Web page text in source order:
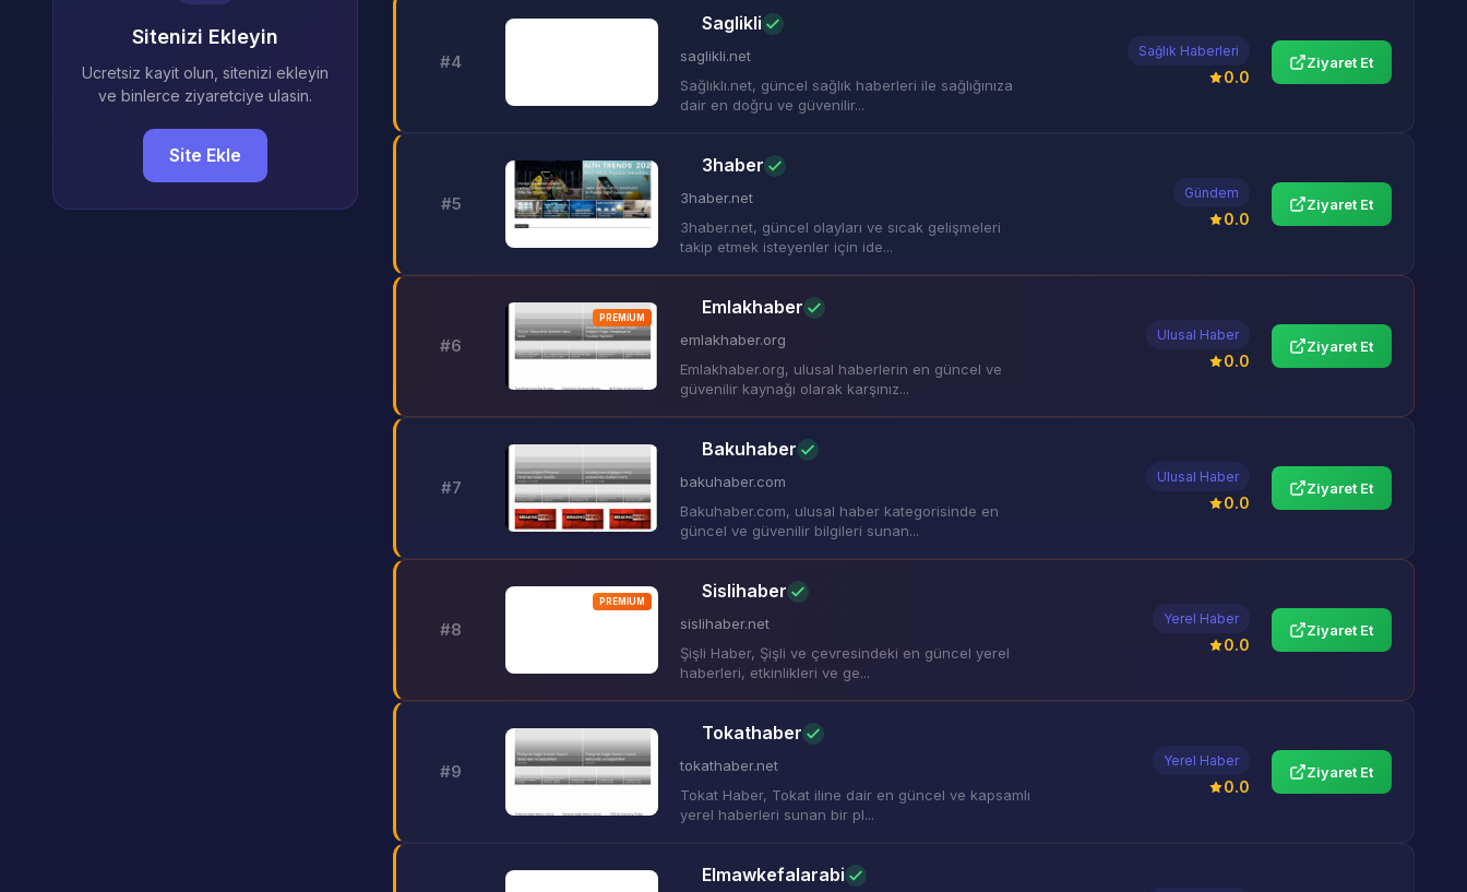
Sitenizi Ekleyin
Ucretsiz kayit olun, sitenizi ekleyin
ve binlerce ziyaretciye ulasin.
Site Ekle
#4
Saglikli
saglikli.net
Sağlıklı.net, güncel sağlık haberleri ile sağlığınıza
dair en doğru ve güvenilir...
Sağlık Haberleri
0.0
Ziyaret Et
#5
3haber
3haber.net
3haber.net, güncel olayları ve sıcak gelişmeleri
takip etmek isteyenler için ide...
Gündem
0.0
Ziyaret Et
#6
PREMIUM Emlakhaber
emlakhaber.org
Emlakhaber.org, ulusal haberlerin en güncel ve
güvenilir kaynağı olarak karşınız...
Ulusal Haber
0.0
Ziyaret Et
#7
Bakuhaber
bakuhaber.com
Bakuhaber.com, ulusal haber kategorisinde en
güncel ve güvenilir bilgileri sunan...
Ulusal Haber
0.0
Ziyaret Et
#8
PREMIUM Sislihaber
sislihaber.net
Şişli Haber, Şişli ve çevresindeki en güncel yerel
haberleri, etkinlikleri ve ge...
Yerel Haber
0.0
Ziyaret Et
#9
Tokathaber
tokathaber.net
Tokat Haber, Tokat iline dair en güncel ve kapsamlı
yerel haberleri sunan bir pl...
Yerel Haber
0.0
Ziyaret Et
Elmawkefalarabi